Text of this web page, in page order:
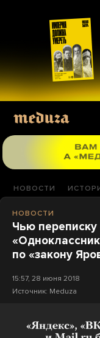
материалам
НОВОСТИ
НОВОСТИ
Чью переписку
по «закону
15:57, 28 июня 2018
Источник: Meduza